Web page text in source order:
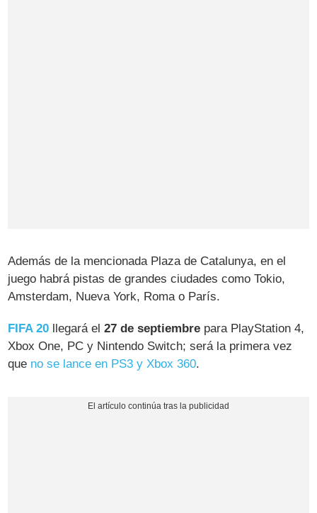
Además de la mencionada Plaza de Catalunya, en el
juego habrá pistas de grandes ciudades como Tokio,
Amsterdam, Nueva York, Roma o París.
FIFA 20 llegará el27 de septiembre para PlayStation 4,
Xbox One, PC y Nintendo Switch; será la primera vez
que no se lance en PS3 y Xbox 360.